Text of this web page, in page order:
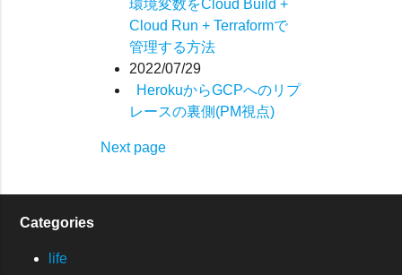
環境変数をCloud Build +
Cloud Run + Terraformで
管理する方法
2022/07/29
HerokuからGCPへのリプ
レースの裏側(PM視点)
Next page
Categories
life